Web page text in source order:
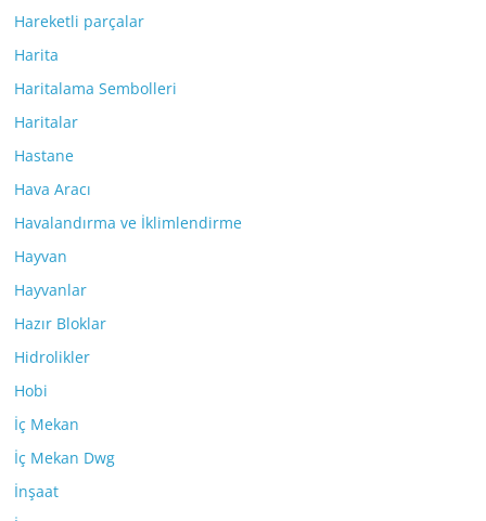
Hareketli parçalar
Harita
Haritalama Sembolleri
Haritalar
Hastane
Hava Aracı
Havalandırma ve İklimlendirme
Hayvan
Hayvanlar
Hazır Bloklar
Hidrolikler
Hobi
İç Mekan
İç Mekan Dwg
İnşaat